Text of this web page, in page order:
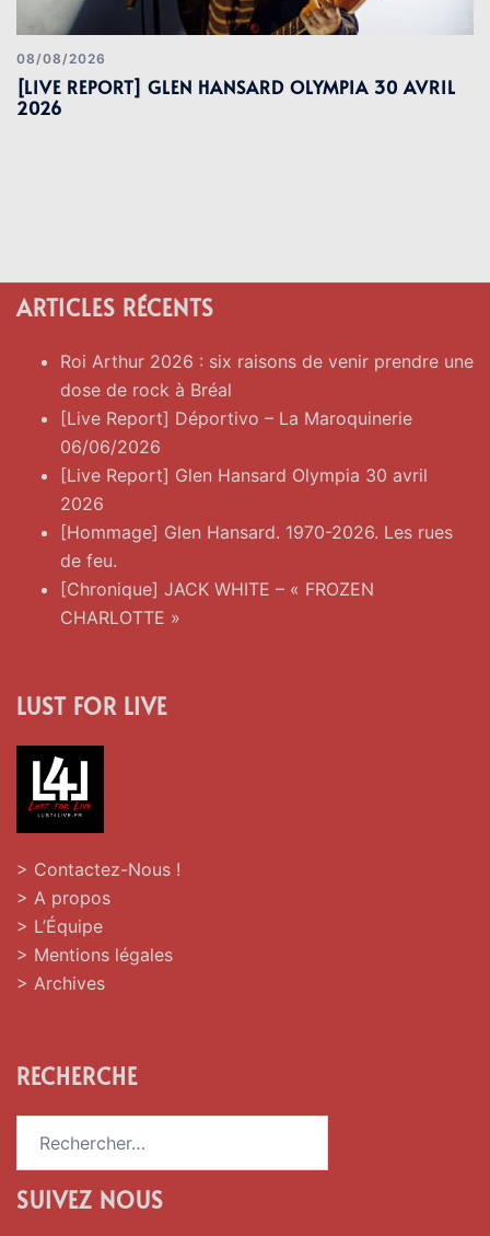
08/08/2026
[LIVE REPORT] GLEN HANSARD OLYMPIA 30 AVRIL
2026
ARTICLES RÉCENTS
Roi Arthur 2026 : six raisons de venir prendre une
dose de rock à Bréal
[Live Report] Déportivo – La Maroquinerie
06/06/2026
[Live Report] Glen Hansard Olympia 30 avril
2026
[Hommage] Glen Hansard. 1970-2026. Les rues
de feu.
[Chronique] JACK WHITE – « FROZEN
CHARLOTTE »
LUST FOR LIVE
> Contactez-Nous !
> A propos
> L’Équipe
> Mentions légales
> Archives
RECHERCHE
SUIVEZ NOUS